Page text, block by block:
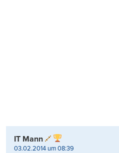
IT Mann
03.02.2014 um 08:39